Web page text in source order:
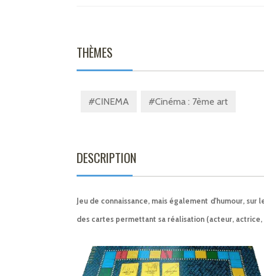
THÈMES
#CINEMA #Cinéma : 7ème art
DESCRIPTION
Jeu de connaissance, mais également d'humour,
des cartes permettant sa réalisation (acteur,